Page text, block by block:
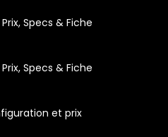
Specs & Fiche
Specs & Fiche
et prix